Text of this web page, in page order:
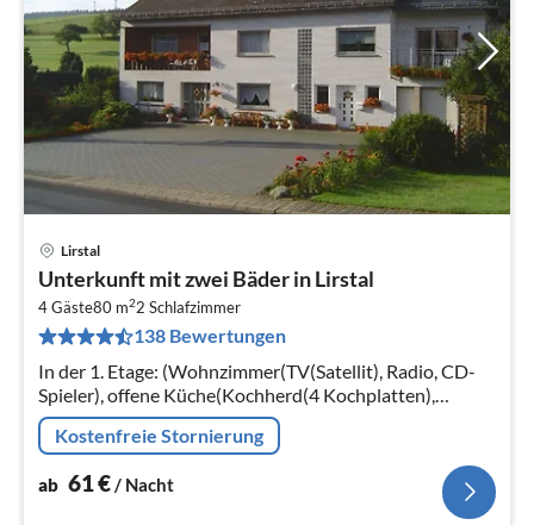
Lirstal
Unterkunft mit zwei Bäder in Lirstal
4 Gäste80 m22 Schlafzimmer
138 Bewertungen
In der 1. Etage: (Wohnzimmer(TV(Satellit), Radio, CD-
Spieler), offene Küche(Kochherd(4 Kochplatten),
Backofen, Mikrowelle, Spülmaschine,
Kühl-/Gefrierkombination)
Kostenfreie Stornierung
ab 61€/ Nacht